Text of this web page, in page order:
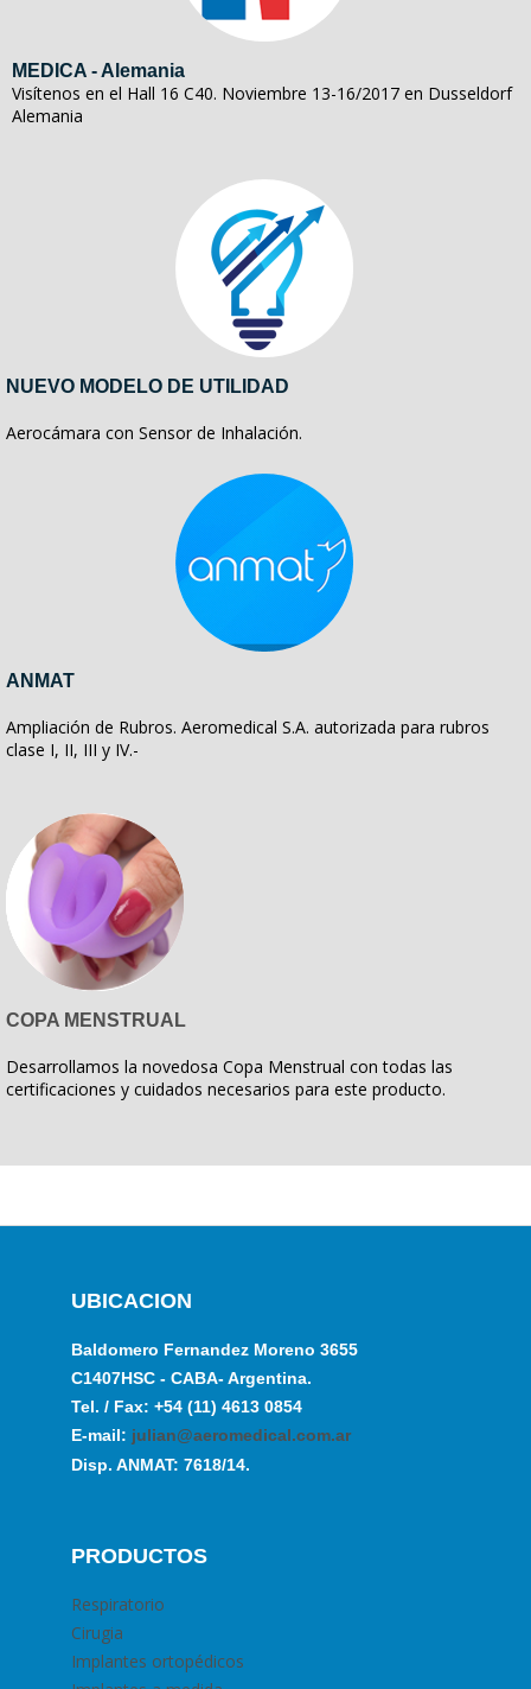
MEDICA - Alemania
Visítenos en el Hall 16 C40. Noviembre 13-16/2017 en Dusseldorf
Alemania
NUEVO MODELO DE UTILIDAD
Aerocámara con Sensor de Inhalación.
ANMAT
Ampliación de Rubros. Aeromedical S.A. autorizada para rubros
clase I, II, III y IV.-
COPA MENSTRUAL
Desarrollamos la novedosa Copa Menstrual con todas las
certificaciones y cuidados necesarios para este producto.
UBICACION
Baldomero Fernandez Moreno 3655
C1407HSC - CABA- Argentina.
Tel. / Fax: +54 (11) 4613 0854
E-mail: julian@aeromedical.com.ar
Disp. ANMAT: 7618/14.
PRODUCTOS
Respiratorio
Cirugia
Implantes ortopédicos